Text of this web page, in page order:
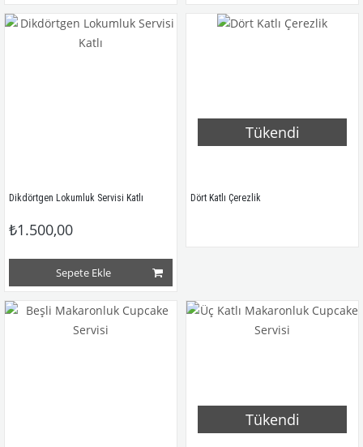
Dikdörtgen Lokumluk Servisi Katlı
₺1.500,00
Sepete Ekle
Tükendi
Dört Katlı Çerezlik
Tükendi